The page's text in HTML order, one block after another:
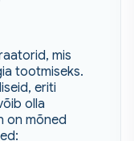
mis
tootmiseks.
eriti
olla
on mõned